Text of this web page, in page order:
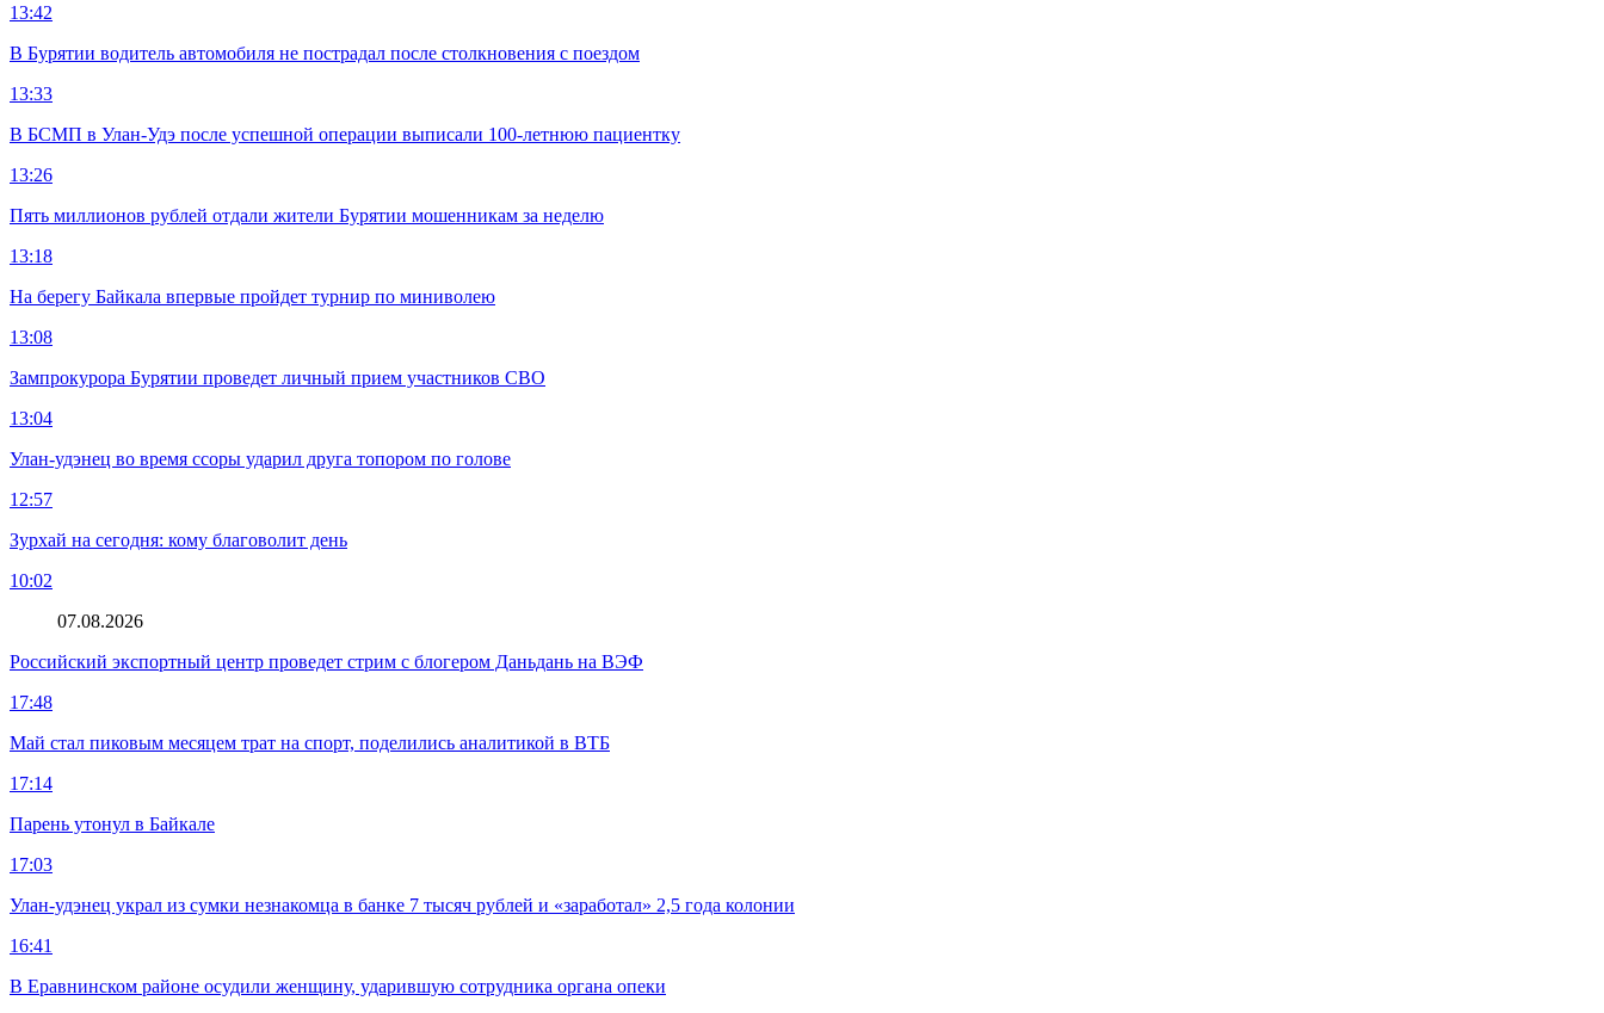
13:42
В Бурятии водитель автомобиля не пострадал после столкновения с поездом
13:33
В БСМП в Улан-Удэ после успешной операции выписали 100-летнюю пациентку
13:26
Пять миллионов рублей отдали жители Бурятии мошенникам за неделю
13:18
На берегу Байкала впервые пройдет турнир по миниволею
13:08
Зампрокурора Бурятии проведет личный прием участников СВО
13:04
Улан-удэнец во время ссоры ударил друга топором по голове
12:57
Зурхай на сегодня: кому благоволит день
10:02
07.08.2026
Российский экспортный центр проведет стрим с блогером Даньдань на ВЭФ
17:48
Май стал пиковым месяцем трат на спорт, поделились аналитикой в ВТБ
17:14
Парень утонул в Байкале
17:03
Улан-удэнец украл из сумки незнакомца в банке 7 тысяч рублей и «заработал» 2,5 года колонии
16:41
В Еравнинском районе осудили женщину, ударившую сотрудника органа опеки